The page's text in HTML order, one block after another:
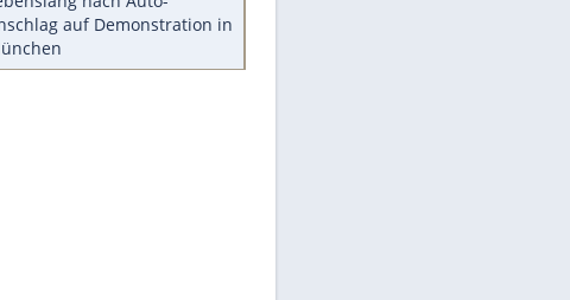
Lebensmittel, die nicht schlecht